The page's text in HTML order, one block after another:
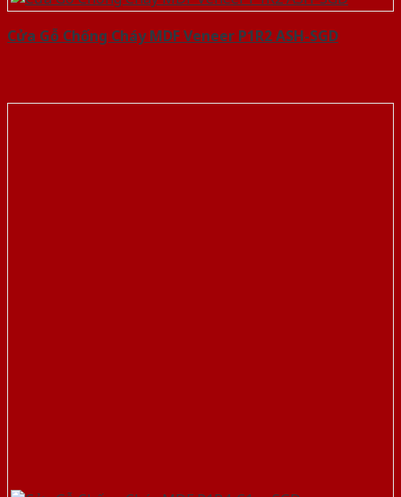
Cửa Gỗ Chống Cháy MDF Veneer P1R2 ASH-SGD